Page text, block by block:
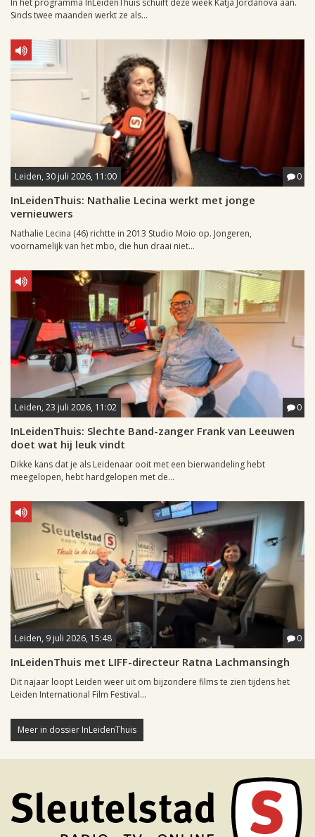
In het programma InLeidenThuis schuift deze week Katja Jordanova aan.
Sinds twee maanden werkt ze als...
Leiden, 30 juli 2026, 11:00 0
InLeidenThuis: Nathalie Lecina werkt met jonge
vernieuwers
Nathalie Lecina (46) richtte in 2013 Studio Moio op. Jongeren,
voornamelijk van het mbo, die hun draai niet...
Leiden, 23 juli 2026, 11:02 0
InLeidenThuis: Slechte Band-zanger Frank van Leeuwen
doet wat hij leuk vindt
Dikke kans dat je als Leidenaar ooit met een bierwandeling hebt
meegelopen, hebt hardgelopen met de...
Leiden, 9 juli 2026, 15:48 0
InLeidenThuis met LIFF-directeur Ratna Lachmansingh
Dit najaar loopt Leiden weer uit om bijzondere films te zien tijdens het
Leiden International Film Festival...
Meer in dossier InLeidenThuis